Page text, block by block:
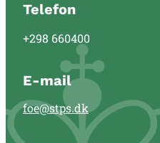
Telefon
+298 660400
E-mail
foe@stps.dk